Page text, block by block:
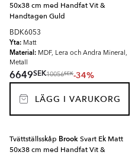
50x38 cm med Handfat Vit &
Handtagen Guld
BDK6053
Yta: Matt
Material: MDF, Lera och Andra Mineral,
Metall
6649SEK10056SEK-34%
LÄGG I VARUKORG
Tvättställsskåp BrookSvart Ek Matt
50x38 cm med Handfat Vit &